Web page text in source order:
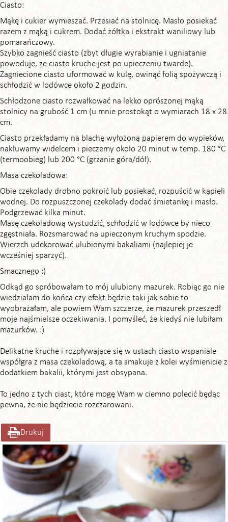
Ciasto:
Mąkę i cukier wymieszać. Przesiać na stolnicę. Masło posiekać
razem z mąką i cukrem. Dodać żółtka i ekstrakt waniliowy lub
pomarańczowy.
Szybko zagnieść ciasto (zbyt długie wyrabianie i ugniatanie
powoduje, że ciasto kruche jest po upieczeniu twarde).
Zagniecione ciasto uformować w kulę, owinąć folią spożywczą i
schłodzić w lodówce około 2 godzin.
Schłodzone ciasto rozwałkować na lekko oprószonej mąką
stolnicy na grubość 1 cm (u mnie prostokąt o wymiarach 18 x 28
cm.
Ciasto przekładamy na blachę wyłożoną papierem do wypieków,
nakłuwamy widelcem i pieczemy około 20 minut w temp. 180 °C
(termoobieg) lub 200 °C (grzanie góra/dół).
Masa czekoladowa:
Obie czekolady drobno pokroić lub posiekać, rozpuścić w kąpieli
wodnej. Do rozpuszczonej czekolady dodać śmietankę i masło.
Podgrzewać kilka minut.
Masę czekoladową wystudzić, schłodzić w lodówce by nieco
zgęstniała. Rozsmarować na upieczonym kruchym spodzie.
Wierzch udekorować ulubionymi bakaliami (najlepiej je
wcześniej sparzyć).
Smacznego :)
Odkąd go spróbowałam to mój ulubiony mazurek. Robiąc go nie
wiedziałam do końca czy efekt będzie taki jak sobie to
wyobrażałam, ale powiem Wam szczerze, że mazurek przeszedł
moje najśmielsze oczekiwania. I pomyśleć, że kiedyś nie lubiłam
mazurków. :)
Delikatne kruche i rozpływające się w ustach ciasto wspaniale
współgra z masa czekoladową, a ta smakuje z kolei wyśmienicie z
dodatkiem bakalii, którymi jest obsypana.
To jedno z tych ciast, które mogę Wam w ciemno polecić będąc
pewna, że nie będziecie rozczarowani.
Drukuj